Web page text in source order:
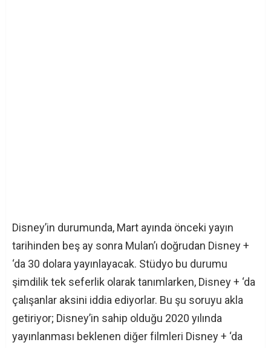
Disney’in durumunda, Mart ayında önceki yayın
tarihinden beş ay sonra Mulan’ı doğrudan Disney +
‘da 30 dolara yayınlayacak. Stüdyo bu durumu
şimdilik tek seferlik olarak tanımlarken, Disney + ‘da
çalışanlar aksini iddia ediyorlar. Bu şu soruyu akla
getiriyor; Disney’in sahip olduğu 2020 yılında
yayınlanması beklenen diğer filmleri Disney + ‘da